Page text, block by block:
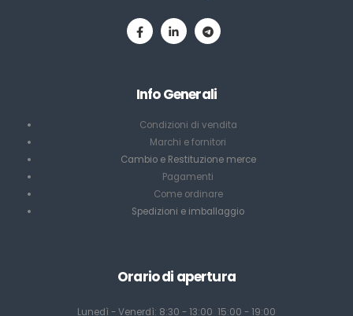
Info Generali
Condizioni di vendita
Marchi e fornitori
Cambio e Restituzione merce
Pagamenti
Come ordinare
Spedizioni e imballaggio
Orario di apertura
Lunedì - Venerdì: 8:30 - 13:00 15:00 - 19:00